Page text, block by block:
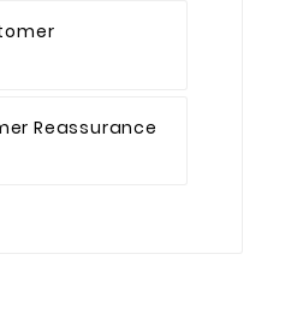
Reassurance